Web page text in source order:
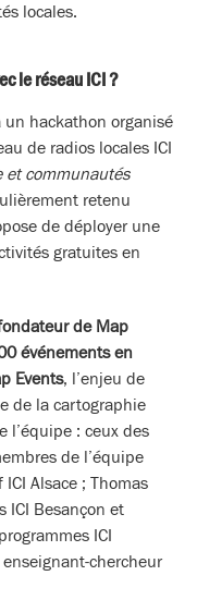
locales.
le réseau ICI ?
hackathon organisé
de radios locales ICI
et communautés
retenu
de déployer une
gratuites en
de Map
événements en
Events, l’enjeu de
de la cartographie
l’équipe : ceux des
de l’équipe
Alsace ; Thomas
ICI Besançon et
ICI
enseignant-chercheur